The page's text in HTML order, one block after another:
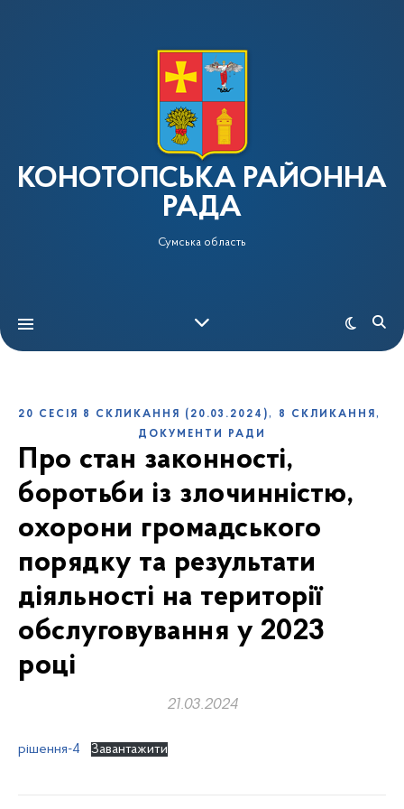
КОНОТОПСЬКА РАЙОННА
РАДА
Сумська область
20 СЕСІЯ 8 СКЛИКАННЯ (20.03.2024), 8 СКЛИКАННЯ ,
ДОКУМЕНТИ РАДИ
Про стан законності,
боротьби із злочинністю,
охорони громадського
порядку та результати
діяльності на території
обслуговування у 2023
році
21.03.2024
рішення-4 Завантажити